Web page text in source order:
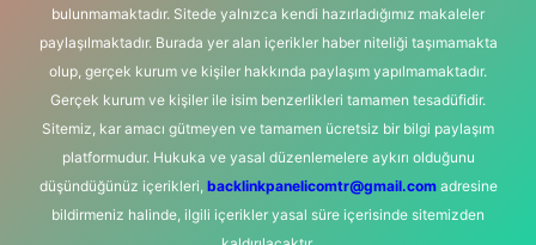
bulunmamaktadır. Sitede yalnızca kendi hazırladığımız makaleler
paylaşılmaktadır. Burada yer alan içerikler haber niteliği taşımamakta
olup, gerçek kurum ve kişiler hakkında paylaşım yapılmamaktadır.
Gerçek kurum ve kişiler ile isim benzerlikleri tamamen tesadüfidir.
Sitemiz, kar amacı gütmeyen ve tamamen ücretsiz bir bilgi paylaşım
platformudur. Hukuka ve yasal düzenlemelere aykırı olduğunu
düşündüğünüz içerikleri, backlinkpanelicomtr@gmail.comadresine
bildirmeniz halinde, ilgili içerikler yasal süre içerisinde sitemizden